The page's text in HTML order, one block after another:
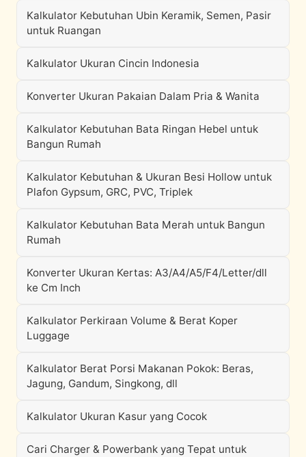
Kalkulator Kebutuhan Ubin Keramik, Semen, Pasir
untuk Ruangan
Kalkulator Ukuran Cincin Indonesia
Konverter Ukuran Pakaian Dalam Pria & Wanita
Kalkulator Kebutuhan Bata Ringan Hebel untuk
Bangun Rumah
Kalkulator Kebutuhan & Ukuran Besi Hollow untuk
Plafon Gypsum, GRC, PVC, Triplek
Kalkulator Kebutuhan Bata Merah untuk Bangun
Rumah
Konverter Ukuran Kertas: A3/A4/A5/F4/Letter/dll
ke Cm Inch
Kalkulator Perkiraan Volume & Berat Koper
Luggage
Kalkulator Berat Porsi Makanan Pokok: Beras,
Jagung, Gandum, Singkong, dll
Kalkulator Ukuran Kasur yang Cocok
Cari Charger & Powerbank yang Tepat untuk